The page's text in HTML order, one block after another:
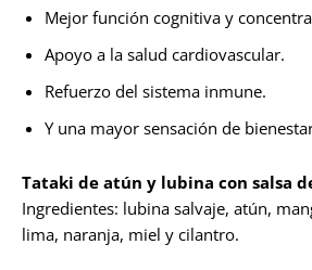
Mejor función cognitiva y
Apoyo a la salud cardiovascular.
Refuerzo del sistema inmune.
Y una mayor sensación de
Tataki de atún y lubina con salsa
Ingredientes: lubina salvaje, atún,
lima, naranja, miel y cilantro.